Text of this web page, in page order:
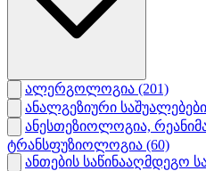
ალერგოლოგია (201)
ანალგეზიური საშუალებები
ანესთეზიოლოგია,
ტრანსფუზიოლოგია (60)
ანთების საწინააღმდეგო